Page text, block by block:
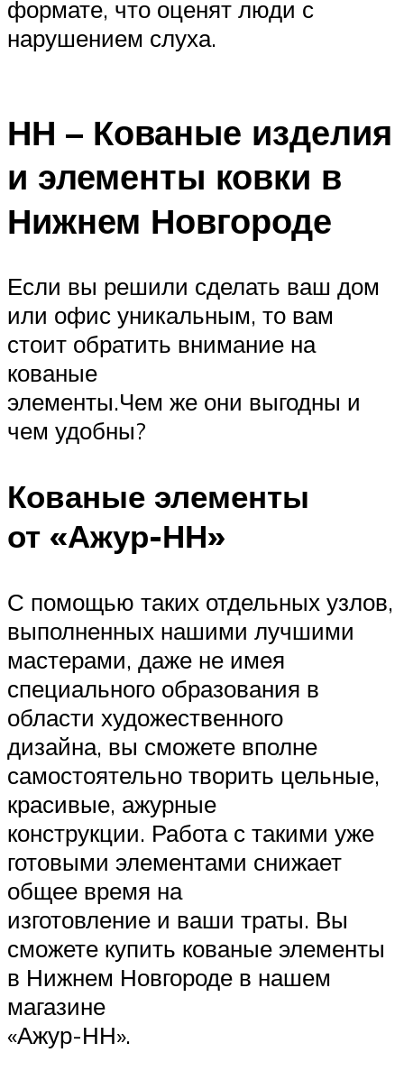
формате, что оценят люди с
нарушением слуха.
НН – Кованые изделия
и элементы ковки в
Нижнем Новгороде
Если вы решили сделать ваш дом
или офис уникальным, то вам
стоит обратить внимание на
кованые
элементы.Чем же они выгодны и
чем удобны?
Кованые элементы
от «Ажур-НН»
С помощью таких отдельных узлов,
выполненных нашими лучшими
мастерами, даже не имея
специального образования в
области художественного
дизайна, вы сможете вполне
самостоятельно творить цельные,
красивые, ажурные
конструкции. Работа с такими уже
готовыми элементами снижает
общее время на
изготовление и ваши траты. Вы
сможете купить кованые элементы
в Нижнем Новгороде в нашем
магазине
«Ажур-НН».